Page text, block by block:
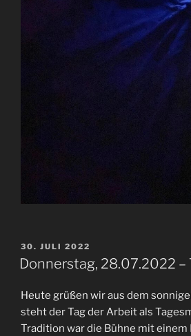
VERÖFFENTLICHT
AM
30. JULI 2022
Donnerstag, 28.07.2022 –
Heute grüßen wir aus dem
steht der Tag der Arbeit als
Tradition war die Bühne mit einem